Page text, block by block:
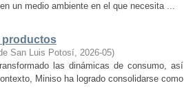
un medio ambiente en el que necesita ...
productos
San Luis Potosí, 2026-05)
las dinámicas de consumo, así
Miniso ha logrado consolidarse como